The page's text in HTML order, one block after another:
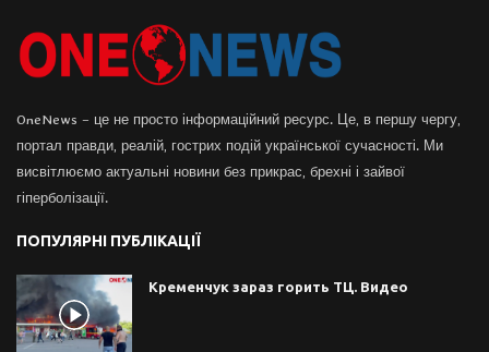
OneNews – це не просто інформаційний ресурс. Це, в першу чергу,
портал правди, реалій, гострих подій української сучасності. Ми
висвітлюємо актуальні новини без прикрас, брехні і зайвої
гіперболізації.
ПОПУЛЯРНІ ПУБЛІКАЦІЇ
Кременчук зараз горить ТЦ. Видео